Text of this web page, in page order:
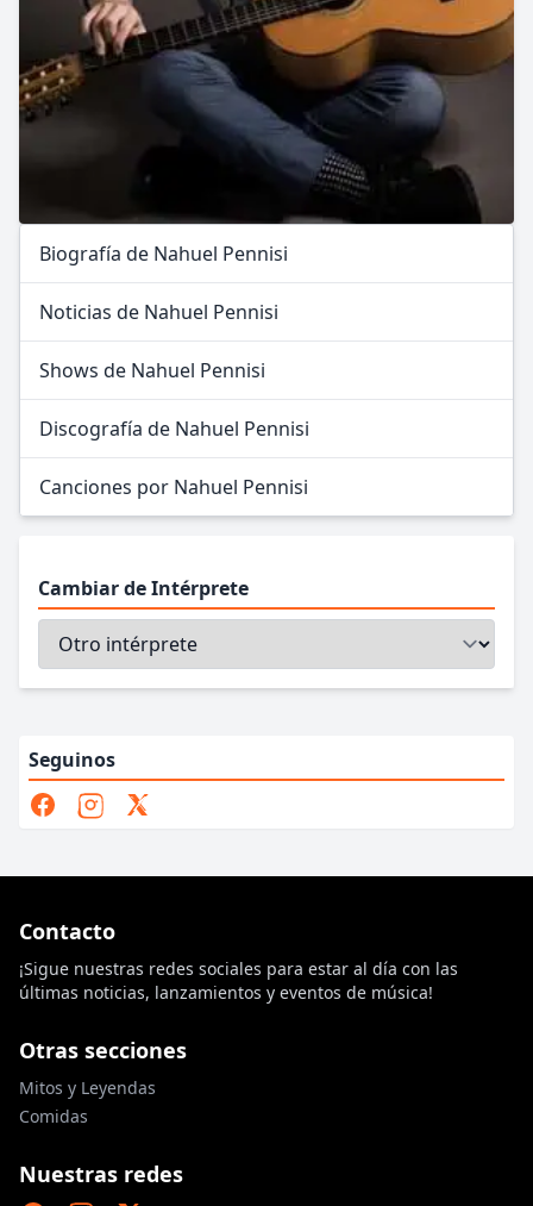
Biografía de Nahuel Pennisi
Noticias de Nahuel Pennisi
Shows de Nahuel Pennisi
Discografía de Nahuel Pennisi
Canciones por Nahuel Pennisi
Cambiar de Intérprete
Seguinos
Contacto
¡Sigue nuestras redes sociales para estar al día con las
últimas noticias, lanzamientos y eventos de música!
Otras secciones
Mitos y Leyendas
Comidas
Nuestras redes